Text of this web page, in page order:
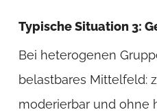
Typische Situation 3:
Bei heterogenen
belastbares Mittelfeld:
moderierbar und ohne